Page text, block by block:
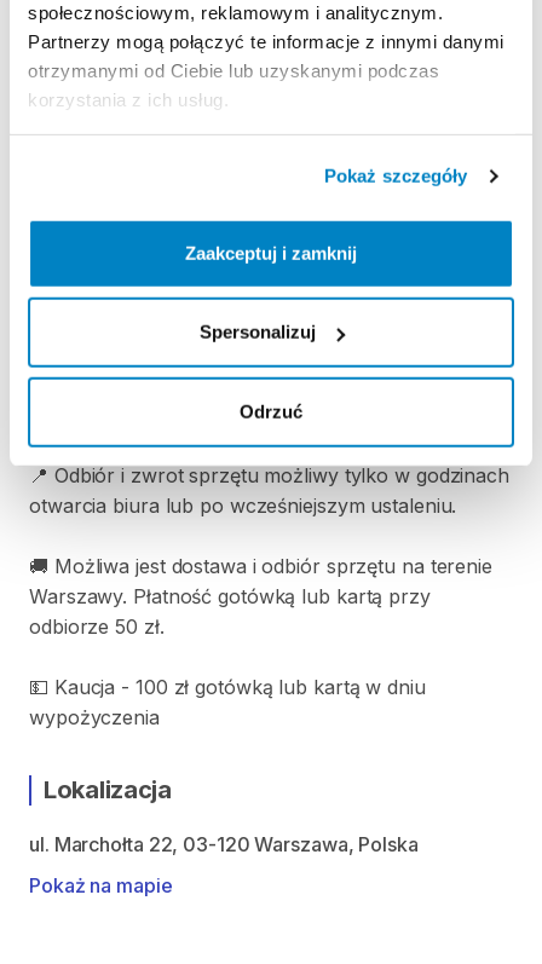
społecznościowym, reklamowym i analitycznym.
Partnerzy mogą połączyć te informacje z innymi danymi
otrzymanymi od Ciebie lub uzyskanymi podczas
korzystania z ich usług.
Pokaż szczegóły
Zaakceptuj i zamknij
Spersonalizuj
Odrzuć
KAUCJA
100 zł gotówką lub kartą w dniu wypożyczenia
Wtorek: 8:30 – 16:30
Środa: 8:30 – 16:30
Czwartek: 8:30 – 16:30
Sobota: 9:00 – 12:00
Niedziela i dni wolne od pracy: nie pracujemy
📍 Odbiór i zwrot sprzętu możliwy tylko w godzinach
otwarcia biura lub po wcześniejszym ustaleniu.
🚚 Możliwa jest dostawa i odbiór sprzętu na terenie
Warszawy. Płatność gotówką lub kartą przy
odbiorze 50 zł.
💵 Kaucja - 100 zł gotówką lub kartą w dniu
wypożyczenia
Lokalizacja
ul. Marchołta 22, 03-120 Warszawa, Polska
Pokaż na mapie